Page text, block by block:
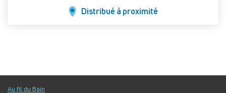
Distribué à proximité
Au fil du Bain